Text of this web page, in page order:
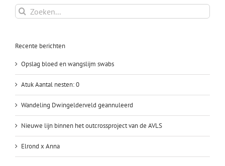
Zoeken
naar:
Recente berichten
Opslag bloed en wangslijm swabs
Atuk Aantal nesten: 0
Wandeling Dwingelderveld geannuleerd
Nieuwe lijn binnen het outcrossproject van de AVLS
Elrond x Anna